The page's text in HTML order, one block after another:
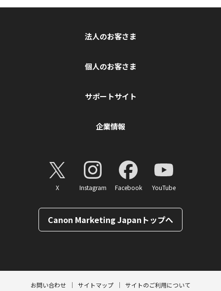
法人のお客さま
個人のお客さま
サポートサイト
企業情報
X Instagram Facebook YouTube
Canon Marketing Japanトップへ
お問い合わせ サイトマップ サイトのご利用について